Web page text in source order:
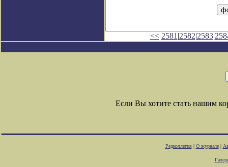
<< 2581 |2582|2583|
Если Вы хотите стать нашим
Редколлегия| О журнале|